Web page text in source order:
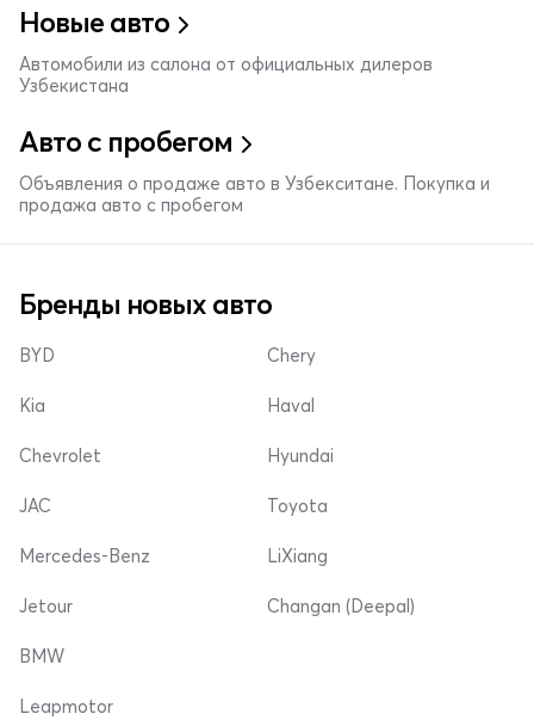
Новые авто
Автомобили из салона от официальных дилеров
Узбекистана
Авто с пробегом
Объявления о продаже авто в Узбекситане. Покупка и
продажа авто с пробегом
Бренды новых авто
BYD
Kia
Chevrolet
Chery
Haval
Hyundai
JAC
Mercedes-Benz
Jetour
Toyota
LiXiang
Changan (Deepal)
BMW
Leapmotor